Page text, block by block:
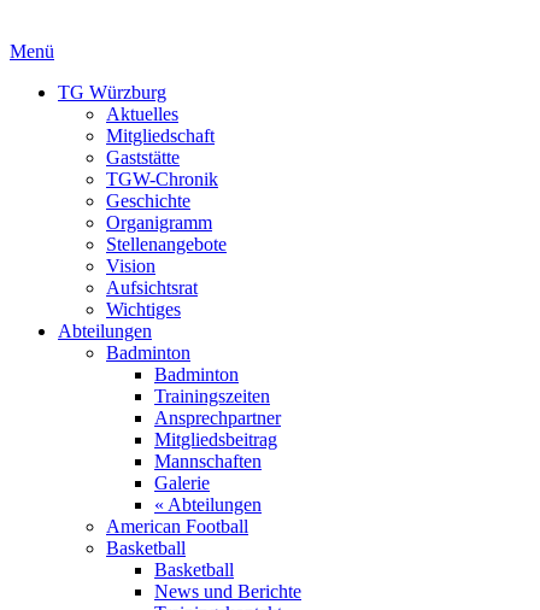
Menü
TG Würzburg
Aktuelles
Mitgliedschaft
Gaststätte
TGW-Chronik
Geschichte
Organigramm
Stellenangebote
Vision
Aufsichtsrat
Wichtiges
Abteilungen
Badminton
Badminton
Trainingszeiten
Ansprechpartner
Mitgliedsbeitrag
Mannschaften
Galerie
« Abteilungen
American Football
Basketball
Basketball
News und Berichte